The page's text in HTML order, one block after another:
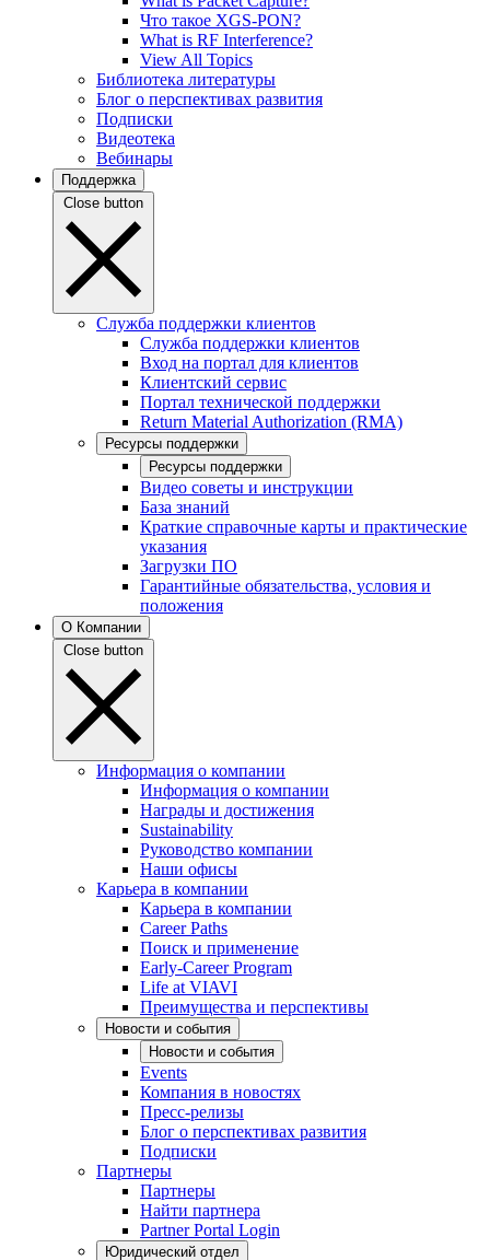
Что такое XGS-PON?
What is RF Interference?
View All Topics
Библиотека литературы
Блог о перспективах развития
Подписки
Видеотека
Вебинары
Поддержка
Close button
Служба поддержки клиентов
Служба поддержки клиентов
Вход на портал для клиентов
Клиентский сервис
Портал технической поддержки
Return Material Authorization (RMA)
Ресурсы поддержки
Ресурсы поддержки
Видео советы и инструкции
База знаний
Краткие справочные карты и практические
указания
Загрузки ПО
Гарантийные обязательства, условия и
положения
О Компании
Close button
Информация о компании
Информация о компании
Награды и достижения
Sustainability
Руководство компании
Наши офисы
Карьера в компании
Карьера в компании
Career Paths
Поиск и применение
Early-Career Program
Life at VIAVI
Преимущества и перспективы
Новости и события
Новости и события
Events
Компания в новостях
Пресс-релизы
Блог о перспективах развития
Подписки
Партнеры
Партнеры
Найти партнера
Partner Portal Login
Юридический отдел